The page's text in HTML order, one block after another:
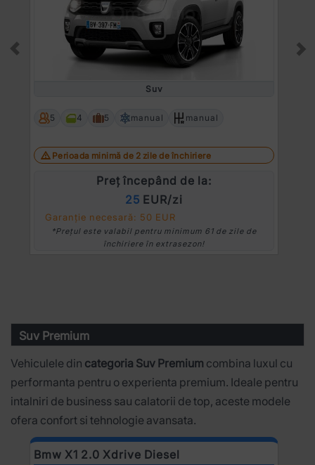
Suv
5 4 5 manual manual
Perioada minimă de 2 zile de închiriere
Preț începând de la:
25 EUR/zi
Garanție necesară: 50 EUR
*Prețul este valabil pentru minimum 61 de zile de
închiriere în extrasezon!
Suv Premium
Vehiculele din categoria Suv Premium combina luxul cu
performanta pentru o experienta premium. Ideale pentru
intalniri de business sau calatorii de top, aceste modele
ofera confort si tehnologie avansata.
Bmw X1 2.0 Xdrive Diesel